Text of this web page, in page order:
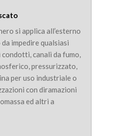
si applica all’esterno
impedire qualsiasi
canali da fumo,
pressurizzato,
per uso industriale o
con diramazioni
ed altri a